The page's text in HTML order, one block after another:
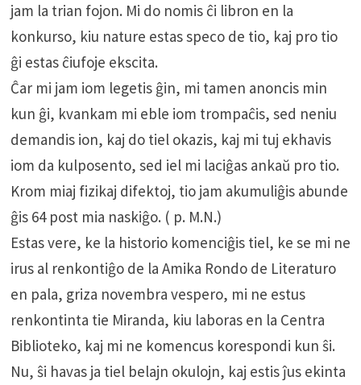
jam la trian fojon. Mi do nomis ĉi libron en la
konkurso, kiu nature estas speco de tio, kaj pro tio
ĝi estas ĉiufoje ekscita.
Ĉar mi jam iom legetis ĝin, mi tamen anoncis min
kun ĝi, kvankam mi eble iom trompaĉis, sed neniu
demandis ion, kaj do tiel okazis, kaj mi tuj ekhavis
iom da kulposento, sed iel mi laciĝas ankaŭ pro tio.
Krom miaj fizikaj difektoj, tio jam akumuliĝis abunde
ĝis 64 post mia naskiĝo. ( p. M.N.)
Estas vere, ke la historio komenciĝis tiel, ke se mi ne
irus al renkontiĝo de la Amika Rondo de Literaturo
en pala, griza novembra vespero, mi ne estus
renkontinta tie Miranda, kiu laboras en la Centra
Biblioteko, kaj mi ne komencus korespondi kun ŝi.
Nu, ŝi havas ja tiel belajn okulojn, kaj estis ĵus ekinta